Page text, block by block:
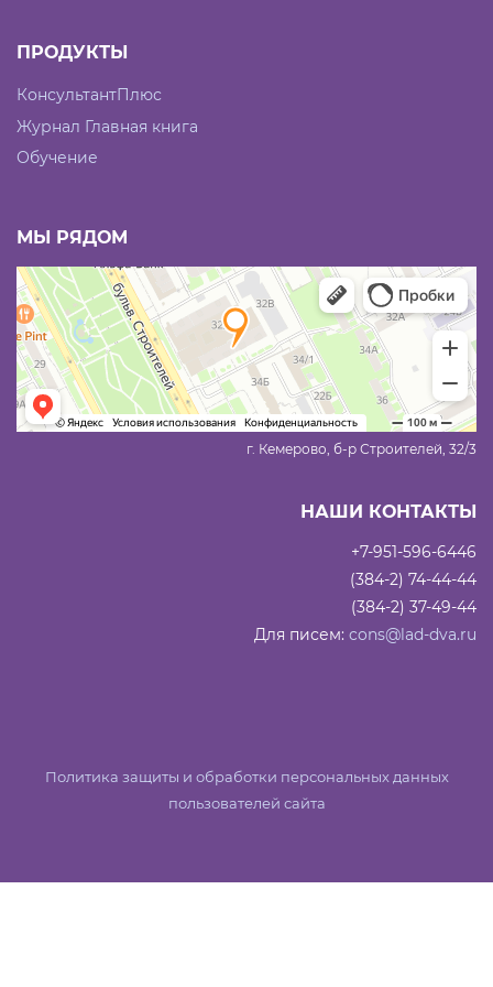
ПРОДУКТЫ
КонсультантПлюс
Журнал Главная книга
Обучение
МЫ РЯДОМ
г. Кемерово, б-р Строителей, 32/3
НАШИ КОНТАКТЫ
+7-951-596-6446
(384-2) 74-44-44
(384-2) 37-49-44
Для писем: cons@lad-dva.ru
Политика защиты и обработки персональных данных
пользователей сайта